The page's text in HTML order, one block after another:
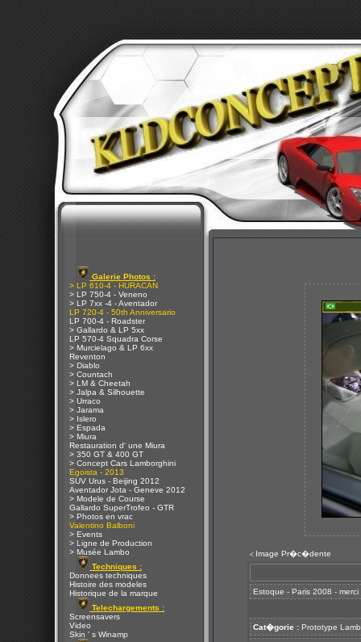
Galerie Photos :
> LP 610-4 - HURACAN
> LP 750-4 - Veneno
> LP 7xx -4 - Aventador
LP 720-4 - 50th Anniversario
LP 700-4 - Roadster
> Gallardo & LP 5xx
LP 570-4 Squadra Corse
> Murcielago & LP 6xx
Reventon
> Diablo
> Countach
> LM & Cheetah
> Jalpa & Silhouette
> Urraco
> Jarama
> Islero
> Espada
> Miura
Restauration d' une Miura
> 350 GT & 400 GT
> Concept Cars Lamborghini
Egoista - 2013
SUV Urus - Beijing 2012
Aventador Jota - Geneve 2012
> Modele de Course
Gallardo SuperTrofeo - GTR
> Photos en vrac
Valentino Balboni
> Events
> Ligne de Production
> Musée Lambo
Techniques :
Donnees techniques
Histoire des modeles
Historique de la marque
Telechargements :
Screensavers
Video
Skin ' s Winamp
< Image Pr�c�dente
Estoque - Paris 2008 -
Cat�gorie : Prototype